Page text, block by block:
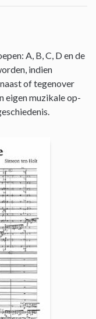
A, B, C, D en de
indien
of tegenover
eigen muzikale op-